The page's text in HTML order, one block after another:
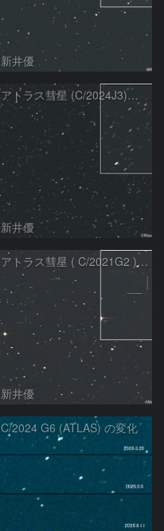
新井優
アトラス彗星 (C/2024J3)：2026/07/09
新井優
アトラス彗星 ( C/2021G2 )：2026/07/08
新井優
C/2024 G6 (ATLAS) の変化